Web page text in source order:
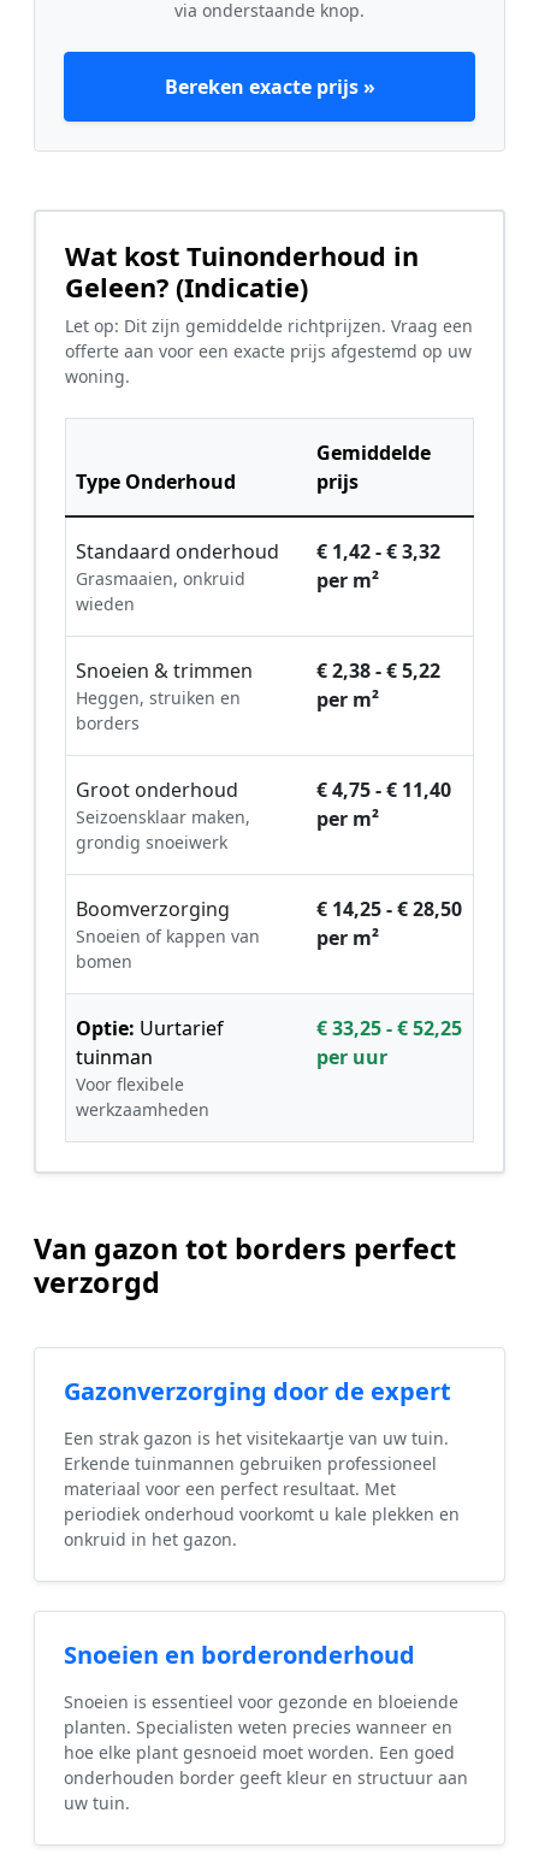
via onderstaande knop.
Bereken exacte prijs »
Wat kost Tuinonderhoud in
Geleen? (Indicatie)
Let op: Dit zijn gemiddelde richtprijzen. Vraag een
offerte aan voor een exacte prijs afgestemd op uw
woning.
Type Onderhoud
Gemiddelde
prijs
Standaard onderhoud
Grasmaaien, onkruid
wieden
€ 1,42 - € 3,32
per m²
Snoeien & trimmen
Heggen, struiken en
borders
€ 2,38 - € 5,22
per m²
Groot onderhoud
Seizoensklaar maken,
grondig snoeiwerk
€ 4,75 - € 11,40
per m²
Boomverzorging
Snoeien of kappen van
bomen
€ 14,25 - € 28,50
per m²
Optie: Uurtarief
tuinman
Voor flexibele
werkzaamheden
€ 33,25 - € 52,25
per uur
Van gazon tot borders perfect
verzorgd
Gazonverzorging door de expert
Een strak gazon is het visitekaartje van uw tuin.
Erkende tuinmannen gebruiken professioneel
materiaal voor een perfect resultaat. Met
periodiek onderhoud voorkomt u kale plekken en
onkruid in het gazon.
Snoeien en borderonderhoud
Snoeien is essentieel voor gezonde en bloeiende
planten. Specialisten weten precies wanneer en
hoe elke plant gesnoeid moet worden. Een goed
onderhouden border geeft kleur en structuur aan
uw tuin.